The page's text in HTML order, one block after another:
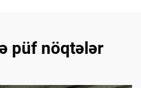
püf nöqtələr